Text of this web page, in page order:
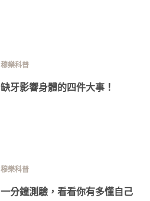
穆樂科普
缺牙影響身體的四件大事！
穆樂科普
一分鐘測驗，看看你有多懂自己